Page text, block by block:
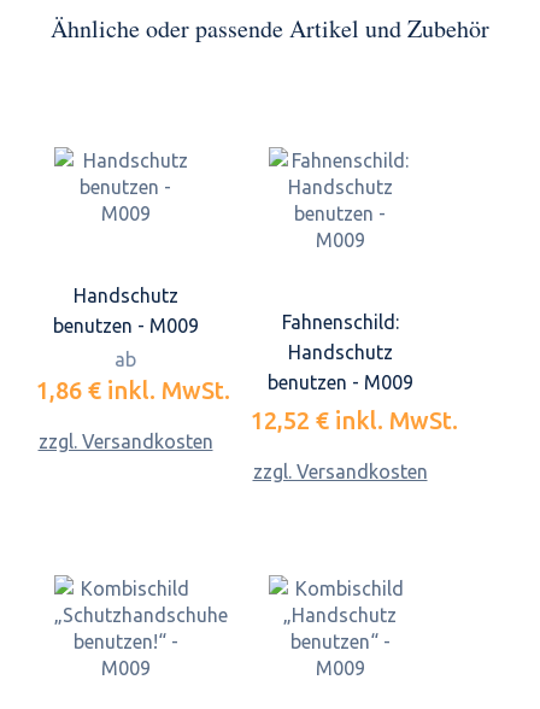
Ähnliche oder passende Artikel und Zubehör
Handschutz
benutzen - M009
ab
1,86 € inkl. MwSt.
zzgl. Versandkosten
Fahnenschild:
Handschutz
benutzen - M009
12,52 € inkl. MwSt.
zzgl. Versandkosten